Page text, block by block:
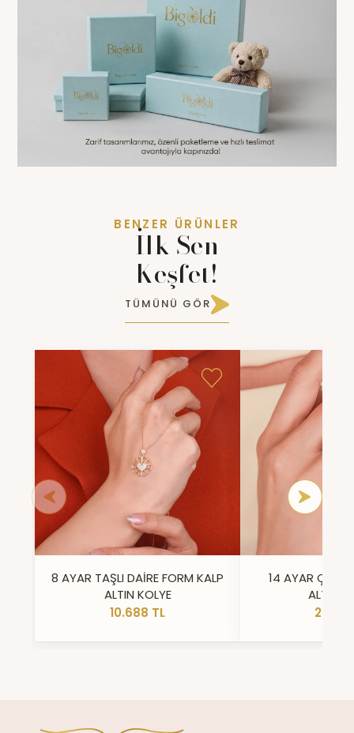
BENZER ÜRÜNLER
İlk Sen
Keşfet!
TÜMÜNÜ GÖR
8 AYAR TAŞLI DAİRE FORM KALP
ALTIN KOLYE
10.688 TL
14 AYAR ÇİFT
ALTIN